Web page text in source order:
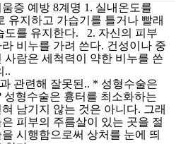
증 예방 8계명 1. 실내온도를
유지하고 가습기를 틀거나 빨래
도를 유지한다. 2. 자신의 피부
비누를 가려 쓴다. 건성이나 중
사람은 세척력이 약한 비누를 쓴
..
관련해 잘못된.. * 성형수술은
성형수술은 흉터를 최소화하는
남기지 않는 것은 아니다. 그래
피부의 주름살이 있는 곳을 절
시행함으로써 상처를 눈에 띄